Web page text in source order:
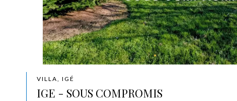
VILLA, IGÉ
IGE - SOUS COMPROMIS